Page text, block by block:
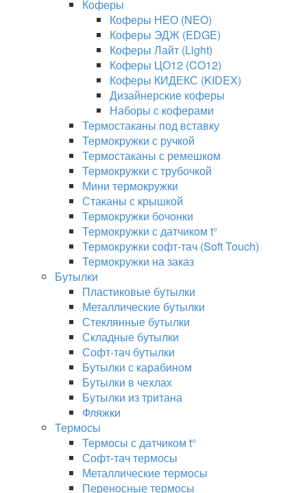
Коферы
Коферы НЕО (NEO)
Коферы ЭДЖ (EDGE)
Коферы Лайт (Light)
Коферы ЦО12 (CO12)
Коферы КИДЕКС (KIDEX)
Дизайнерские коферы
Наборы с коферами
Термостаканы под вставку
Термокружки с ручкой
Термостаканы с ремешком
Термокружки с трубочкой
Мини термокружки
Стаканы с крышкой
Термокружки бочонки
Термокружки с датчиком t°
Термокружки софт-тач (Soft Touch)
Термокружки на заказ
Бутылки
Пластиковые бутылки
Металлические бутылки
Стеклянные бутылки
Складные бутылки
Софт-тач бутылки
Бутылки с карабином
Бутылки в чехлах
Бутылки из тритана
Фляжки
Термосы
Термосы с датчиком t°
Софт-тач термосы
Металлические термосы
Переносные термосы